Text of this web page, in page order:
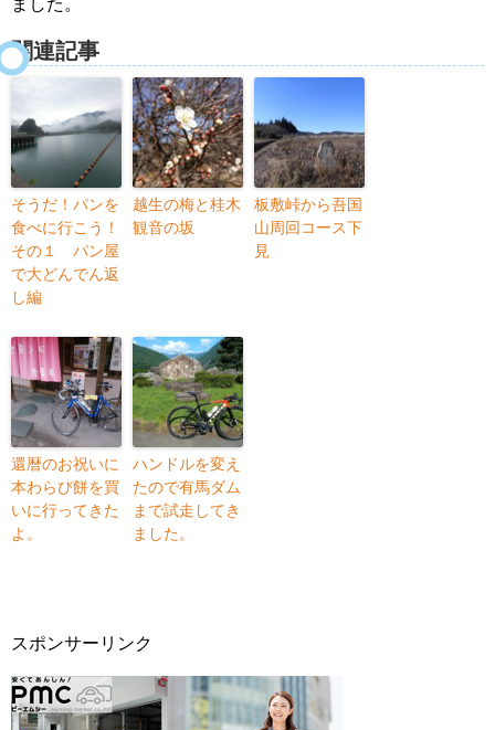
ました。
関連記事
そうだ！パンを
食べに行こう！
その１ パン屋
で大どんでん返
し編
越生の梅と桂木
観音の坂
板敷峠から吾国
山周回コース下
見
還暦のお祝いに
本わらび餅を買
いに行ってきた
よ。
ハンドルを変え
たので有馬ダム
まで試走してき
ました。
スポンサーリンク